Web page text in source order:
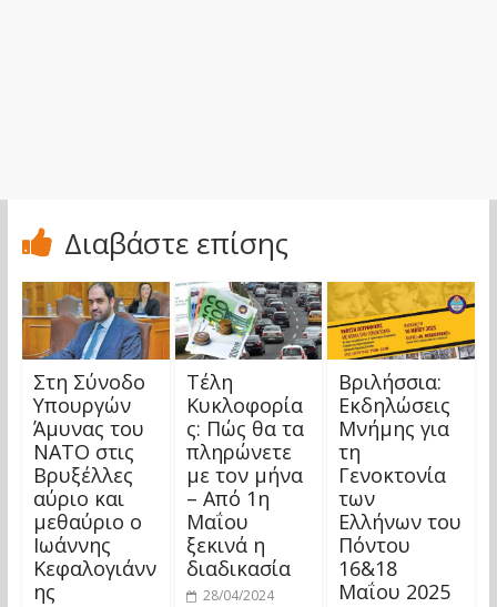
Διαβάστε επίσης
Στη Σύνοδο
Υπουργών
Άμυνας του
ΝΑΤΟ στις
Βρυξέλλες
αύριο και
μεθαύριο ο
Ιωάννης
Κεφαλογιάνν
ης
Τέλη
Κυκλοφορία
ς: Πώς θα τα
πληρώνετε
με τον μήνα
– Από 1η
Μαΐου
ξεκινά η
διαδικασία
28/04/2024
Βριλήσσια:
Εκδηλώσεις
Μνήμης για
τη
Γενοκτονία
των
Ελλήνων του
Πόντου
16&18
Μαΐου 2025